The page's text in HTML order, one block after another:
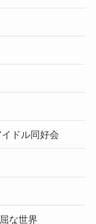
ドル同好会
な世界